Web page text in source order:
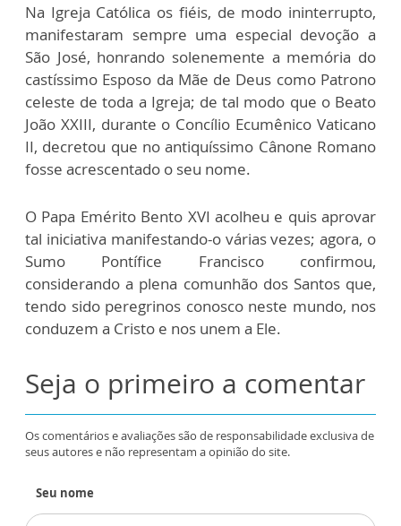
Na Igreja Católica os fiéis, de modo ininterrupto,
manifestaram sempre uma especial devoção a
São José, honrando solenemente a memória do
castíssimo Esposo da Mãe de Deus como Patrono
celeste de toda a Igreja; de tal modo que o Beato
João XXIII, durante o Concílio Ecumênico Vaticano
II, decretou que no antiquíssimo Cânone Romano
fosse acrescentado o seu nome.
O Papa Emérito Bento XVI acolheu e quis aprovar
tal iniciativa manifestando-o várias vezes; agora, o
Sumo Pontífice Francisco confirmou,
considerando a plena comunhão dos Santos que,
tendo sido peregrinos conosco neste mundo, nos
conduzem a Cristo e nos unem a Ele.
Seja o primeiro a comentar
Os comentários e avaliações são de responsabilidade exclusiva de
seus autores e não representam a opinião do site.
Seu nome